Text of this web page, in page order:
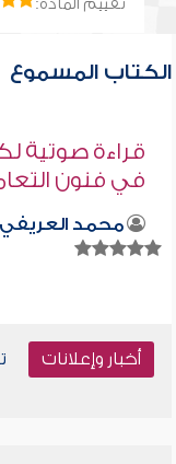
تقييم المادة:
الكتاب المسموع
قراءة صوتية
في فنون
محمد العريفي
أخبار وإعلانات